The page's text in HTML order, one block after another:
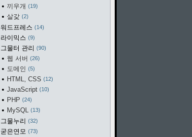
끼우개 19
살갗 2
워드프레스 14
라이믹스 9
그물터 관리 90
웹 서버 26
도메인 5
HTML, CSS 12
JavaScript 10
PHP 24
MySQL 13
그물누리 32
굳은연모 73